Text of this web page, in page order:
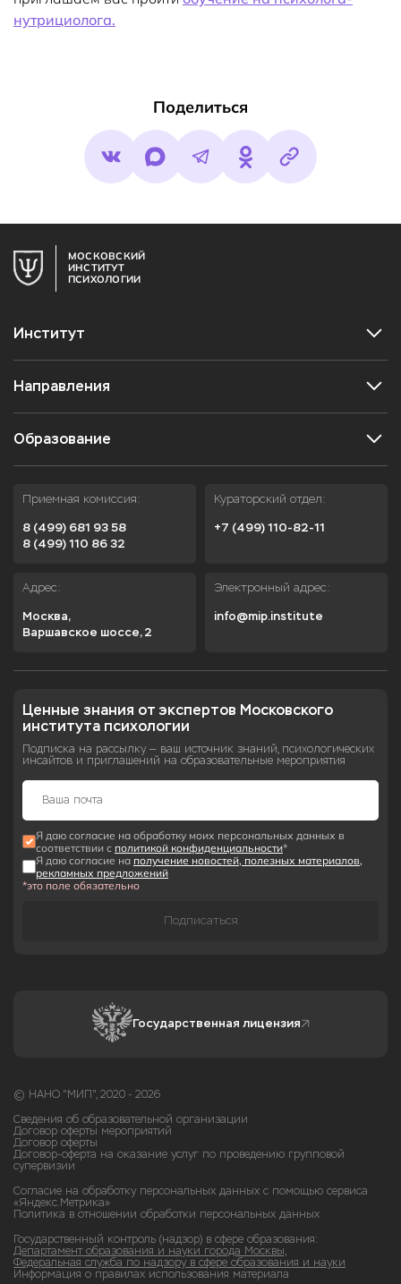
нутрициолога.
Поделиться
МОСКОВСКИЙ
ИНСТИТУТ
ПСИХОЛОГИИ
Институт
Направления
Образование
Приемная комиссия:
8 (499) 681 93 58
8 (499) 110 86 32
Кураторский отдел:
+7 (499) 110-82-11
Адрес:
Москва,
Варшавское шоссе, 2
Электронный адрес:
info@mip.institute
Ценные знания от экспертов Московского
института психологии
Подписка на рассылку — ваш источник знаний, психологических
инсайтов и приглашений на образовательные мероприятия
Я даю согласие на обработку моих персональных данных в
соответствии с политикой конфиденциальности*
Я даю согласие на получение новостей, полезных материалов,
рекламных предложений
*это поле обязательно
Подписаться
Государственная лицензия
© НАНО "МИП", 2020 - 2026
Сведения об образовательной организации
Договор оферты мероприятий
Договор оферты
Договор-оферта на оказание услуг по проведению групповой
супервизии
Согласие на обработку персональных данных с помощью сервиса
«Яндекс.Метрика»
Политика в отношении обработки персональных данных
Государственный контроль (надзор) в сфере образования:
Департамент образования и науки города Москвы,
Федеральная служба по надзору в сфере образования и науки
Информация о правилах использования материала